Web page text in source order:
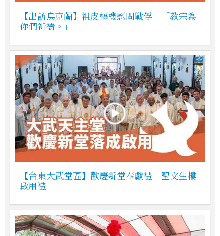
【出訪烏克蘭】祖皮樞機慰問戰俘｜「教宗為
你們祈禱。」
【台東大武堂區】歡慶新堂奉獻禮｜聖文生樓
啟用禮